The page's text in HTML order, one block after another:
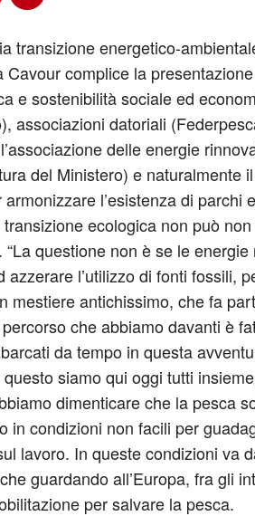
transizione energetico-
complice la
e sostenibilità sociale ed
associazioni datoriali
delle energie
del Ministero) e
l’esistenza di
transizione ecologica non può
questione non è se le
l’utilizzo di fonti
mestiere antichissimo, che fa
che abbiamo davanti è
da tempo in questa
siamo qui oggi tutti
dimenticare che la
in condizioni non facili per
lavoro. In queste condizioni va
guardando all’Europa, fra gli
per salvare la pesca.